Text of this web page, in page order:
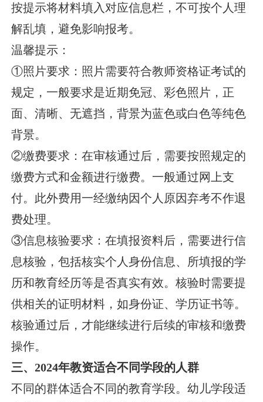
按提示将材料填入对应信息栏，不可按个人理
解乱填，避免影响报考。
温馨提示：
①照片要求：照片需要符合教师资格证考试的
规定，一般要求是近期免冠、彩色照片，正
面、清晰、无遮挡，背景为蓝色或白色等纯色
背景。
②缴费要求：在审核通过后，需要按照规定的
缴费方式和金额进行缴费。一般通过网上支
付。此外费用一经缴纳因个人原因弃考不作退
费处理。
③信息核验要求：在填报资料后，需要进行信
息核验，包括核实个人身份信息、所填报的学
历和教育经历等是否真实有效。核验时需要提
供相关的证明材料，如身份证、学历证书等。
核验通过后，才能继续进行后续的审核和缴费
操作。
三、2024年教资适合不同学段的人群
不同的群体适合不同的教育学段。幼儿学段适